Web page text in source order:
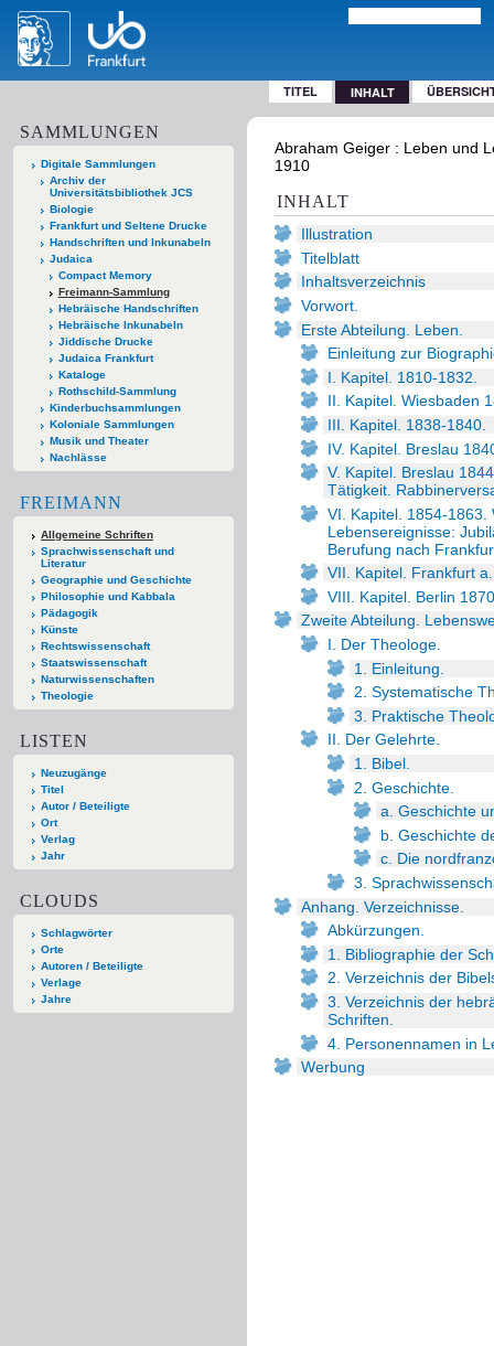
TITEL INHALT
SAMMLUNGEN
Digitale Sammlungen
Archiv der
Universitätsbibliothek JCS
Biologie
Frankfurt und Seltene Drucke
Handschriften und Inkunabeln
Judaica
Compact Memory
Freimann-Sammlung
Hebräische Handschriften
Hebräische Inkunabeln
Jiddische Drucke
Judaica Frankfurt
Kataloge
Rothschild-Sammlung
Kinderbuchsammlungen
Koloniale Sammlungen
Musik und Theater
Nachlässe
FREIMANN
Allgemeine Schriften
Sprachwissenschaft und
Literatur
Geographie und Geschichte
Philosophie und Kabbala
Pädagogik
Künste
Rechtswissenschaft
Staatswissenschaft
Naturwissenschaften
Theologie
LISTEN
Neuzugänge
Titel
Autor / Beteiligte
Ort
Verlag
Jahr
CLOUDS
Schlagwörter
Orte
Autoren / Beteiligte
Verlage
Jahre
Abraham Geiger : Leben und
1910
INHALT
Illustration
Titelblatt
Inhaltsverzeichnis
Vorwort.
Erste Abteilung. Leben.
Einleitung zur
I. Kapitel. 1810-1832.
II. Kapitel. Wiesbaden
III. Kapitel. 1838-1840.
IV. Kapitel. Breslau
V. Kapitel. Breslau
Tätigkeit.
VI. Kapitel. 1854-1863.
Lebensereignisse:
Berufung nach
VII. Kapitel. Frankfurt
VIII. Kapitel. Berlin
Zweite Abteilung.
I. Der Theologe.
1. Einleitung.
2. Systematische
3. Praktische
II. Der Gelehrte.
1. Bibel.
2. Geschichte.
a. Geschichte
b. Geschichte
c. Die
3.
Anhang. Verzeichnisse.
Abkürzungen.
1. Bibliographie der
2. Verzeichnis der
3. Verzeichnis der
Schriften.
4. Personennamen in
Werbung